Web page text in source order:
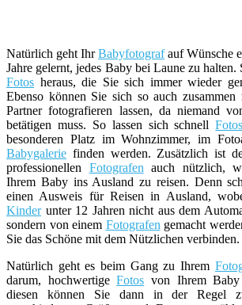
Natürlich geht IhrBabyfotografauf Wünsche
Jahre gelernt, jedes Baby bei Laune zu halten.
Fotos heraus, die Sie sich immer wieder
Ebenso können Sie sich so auch
Partner fotografieren lassen, da niemand
betätigen muss. So lassen sich schnellFotos
besonderen Platz im Wohnzimmer, im
Babygalerie finden werden. Zusätzlich ist
professionellen Fotografen auch nützlich,
Ihrem Baby ins Ausland zu reisen. Denn
einen Ausweis für Reisen in Ausland,
Kinderunter 12 Jahren nicht aus dem
sondern von einem Fotografen gemacht
Sie das Schöne mit dem Nützlichen verbinden.
Natürlich geht es beim Gang zu Ihrem
darum, hochwertigeFotos von Ihrem
diesen können Sie dann in der Regel